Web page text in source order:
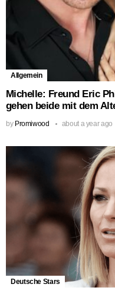
Allgemein
Michelle: Freund Eric
gehen beide mit dem
by Promiwood about a year ago
Deutsche Stars